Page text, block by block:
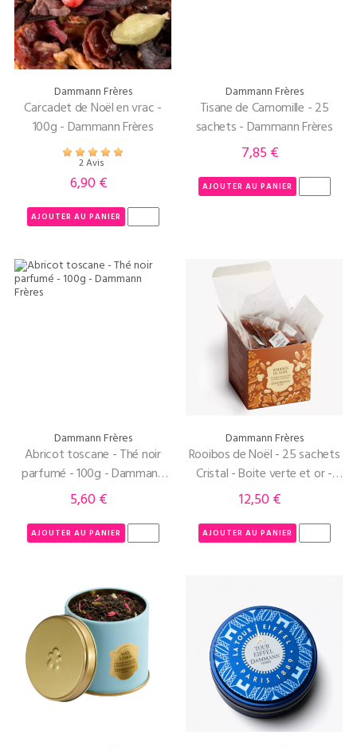
Dammann Frères
Carcadet de Noël en vrac -
100g - Dammann Frères
2 Avis
Prix
6,90 €
AJOUTER AU PANIER
Dammann Frères
Tisane de Camomille - 25
sachets - Dammann Frères
Prix
7,85 €
AJOUTER AU PANIER
Dammann Frères
Abricot toscane - Thé noir
parfumé - 100g - Dammann
Frères
Prix
5,60 €
AJOUTER AU PANIER
Dammann Frères
Rooibos de Noël - 25 sachets
Cristal - Boite verte et or -
Dammann Frères
Prix
12,50 €
AJOUTER AU PANIER